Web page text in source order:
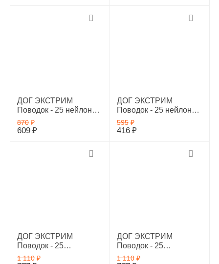
ДОГ ЭКСТРИМ
Поводок - 25 нейлон
двойной, красный
1,22м, 42993
870 ₽
609 ₽
ДОГ ЭКСТРИМ
Поводок - 25 нейлон
двойной, синий 1,22м,
42992
595 ₽
416 ₽
ДОГ ЭКСТРИМ
Поводок - 25
перестежка нейлон
1 110 ₽
ДОГ ЭКСТРИМ
Поводок - 25
перестежка нейлон
1 110 ₽